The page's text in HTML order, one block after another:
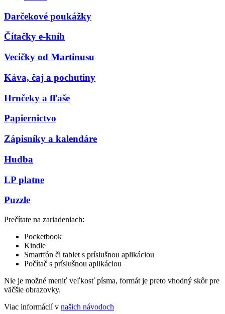
Darčekové poukážky
Čítačky e-kníh
Vecičky od Martinusu
Káva, čaj a pochutiny
Hrnčeky a fľaše
Papiernictvo
Zápisníky a kalendáre
Hudba
LP platne
Puzzle
Prečítate na zariadeniach:
Pocketbook
Kindle
Smartfón či tablet s príslušnou aplikáciou
Počítač s príslušnou aplikáciou
Nie je možné meniť veľkosť písma, formát je preto vhodný skôr pre
väčšie obrazovky.
Viac informácií v našich návodoch